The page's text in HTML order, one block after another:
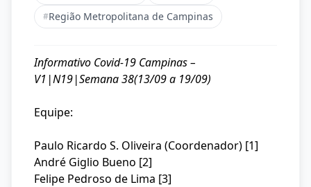
#Região Metropolitana de Campinas
Informativo Covid-19 Campinas –
V1|N19|Semana 38(13/09 a 19/09)
Equipe:
Paulo Ricardo S. Oliveira (Coordenador) [1]
André Giglio Bueno [2]
Felipe Pedroso de Lima [3]